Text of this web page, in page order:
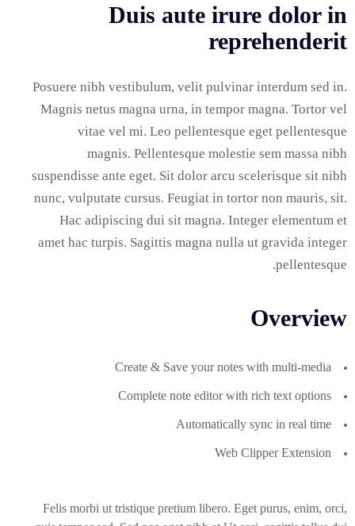
Duis aute irure dolor in
reprehenderit
Posuere nibh vestibulum, velit pulvinar interdum sed in.
Magnis netus magna urna, in tempor magna. Tortor vel
vitae vel mi. Leo pellentesque eget pellentesque
magnis. Pellentesque molestie sem massa nibh
suspendisse ante eget. Sit dolor arcu scelerisque sit nibh
nunc, vulputate cursus. Feugiat in tortor non mauris, sit.
Hac adipiscing dui sit magna. Integer elementum et
amet hac turpis. Sagittis magna nulla ut gravida integer
pellentesque.
Overview
Create & Save your notes with multi-media
Complete note editor with rich text options
Automatically sync in real time
Web Clipper Extension
Felis morbi ut tristique pretium libero. Eget purus, enim, orci,